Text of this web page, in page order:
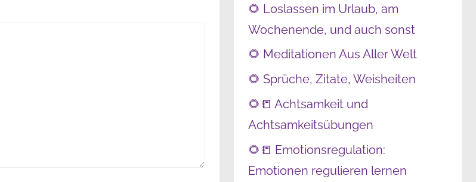
🌻 Loslassen im Urlaub, am
Wochenende, und auch sonst
🌻 Meditationen Aus Aller Welt
🌻 Sprüche, Zitate, Weisheiten
🌻📒 Achtsamkeit und
Achtsamkeitsübungen
🌻📒 Emotionsregulation:
Emotionen regulieren lernen